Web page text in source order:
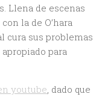
Llena de escenas
la de O’hara
cura sus problemas
para
youtube, dado que